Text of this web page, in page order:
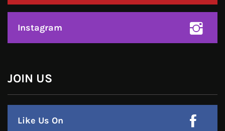
Instagram
JOIN US
Like Us On